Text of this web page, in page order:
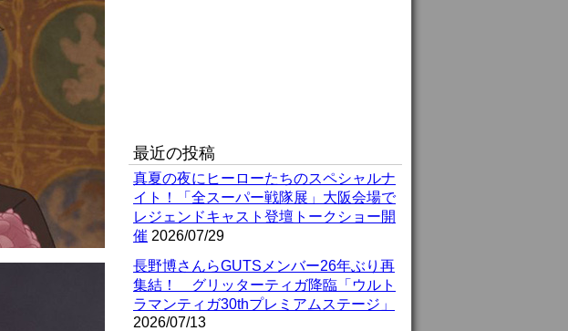
最近の投稿
真夏の夜にヒーローたちのスペシャルナ
イト！「全スーパー戦隊展」大阪会場で
レジェンドキャスト登壇トークショー開
催 2026/07/29
長野博さんらGUTSメンバー26年ぶり再
集結！ グリッターティガ降臨「ウルト
ラマンティガ30thプレミアムステージ」
2026/07/13